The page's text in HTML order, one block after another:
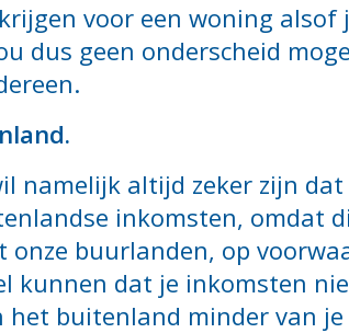
voor een woning alsof
dus geen onderscheid
namelijk altijd zeker zijn
inkomsten, omdat
buurlanden, op
kunnen dat je inkomsten
buitenland minder van